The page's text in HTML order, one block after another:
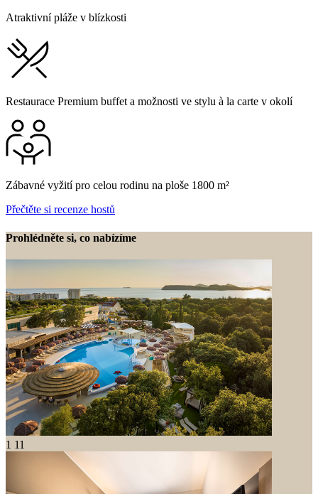
Atraktivní pláže v blízkosti
Restaurace Premium buffet a možnosti ve stylu à la carte v okolí
Zábavné vyžití pro celou rodinu na ploše 1800 m²
Přečtěte si recenze hostů
Prohlédněte si, co nabízíme
1 11